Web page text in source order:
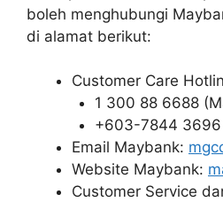
boleh menghubungi
di alamat berikut:
Customer Care
1 300 88 6688
+603-7844 3696
Email Maybank:
Website Maybank:
Customer Service